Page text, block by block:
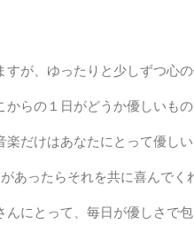
すが、ゆったりと少しずつ心
らの１日がどうか優しいも
だけはあなたにとって優し
あったらそれを共に喜んでく
んにとって、毎日が優しさで